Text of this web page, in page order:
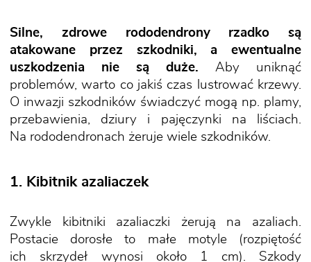
Silne, zdrowe rododendrony rzadko są
atakowane przez szkodniki, a ewentualne
uszkodzenia nie są duże. Aby uniknąć
problemów, warto co jakiś czas lustrować krzewy.
O inwazji szkodników świadczyć mogą np. plamy,
przebawienia, dziury i pajęczynki na liściach.
Na rododendronach żeruje wiele szkodników.
1. Kibitnik azaliaczek
Zwykle kibitniki azaliaczki żerują na azaliach.
Postacie dorosłe to małe motyle (rozpiętość
ich skrzydeł wynosi około 1 cm). Szkody